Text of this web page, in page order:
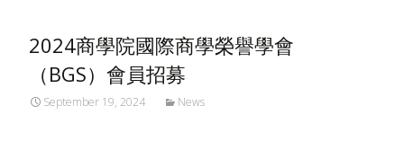
2024商學院國際商學榮譽學會
（BGS）會員招募
September 19, 2024 News